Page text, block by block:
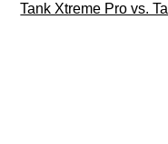
Tank Xtreme Pro vs.